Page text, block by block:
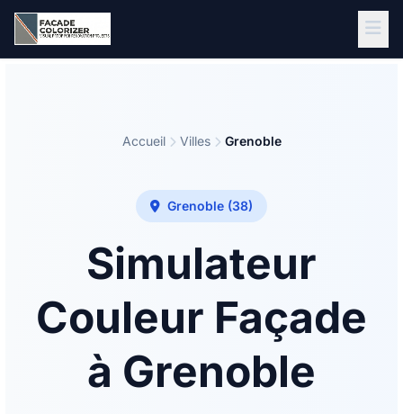
Aller au contenu principal
Accueil Villes Grenoble
Grenoble (38)
Simulateur
Couleur Façade
à Grenoble